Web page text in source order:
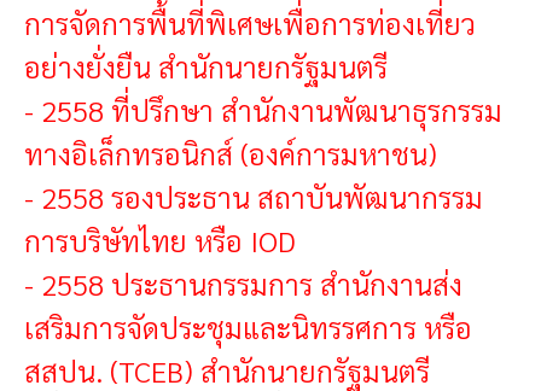
การจัดการพื้นที่พิเศษเพื่อการท่องเที่ยว
อย่างยั่งยืน สำนักนายกรัฐมนตรี
- 2558 ที่ปรึกษา สำนักงานพัฒนาธุรกรรม
ทางอิเล็กทรอนิกส์ (องค์การมหาชน)
- 2558 รองประธาน สถาบันพัฒนากรรม
การบริษัทไทย หรือ IOD
- 2558 ประธานกรรมการ สำนักงานส่ง
เสริมการจัดประชุมและนิทรรศการ หรือ
สสปน. (TCEB) สำนักนายกรัฐมนตรี